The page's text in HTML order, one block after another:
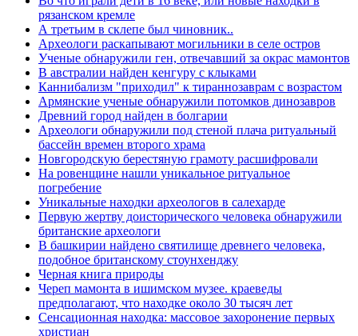
рязанском кремле
А третьим в склепе был чиновник..
Археологи раскапывают могильники в селе остров
Ученые обнаружили ген, отвечавший за окрас мамонтов
В австралии найден кенгуру с клыками
Каннибализм "приходил" к тираннозаврам с возрастом
Армянские ученые обнаружили потомков динозавров
Древний город найден в болгарии
Археологи обнаружили под стеной плача ритуальный
бассейн времен второго храма
Новгородскую берестяную грамоту расшифровали
На ровенщине нашли уникальное ритуальное
погребение
Уникальные находки археологов в салехарде
Первую жертву доисторического человека обнаружили
британские археологи
В башкирии найдено святилище древнего человека,
подобное британскому стоунхенджу
Черная книга природы
Череп мамонта в ишимском музее. краеведы
предполагают, что находке около 30 тысяч лет
Сенсационная находка: массовое захоронение первых
христиан